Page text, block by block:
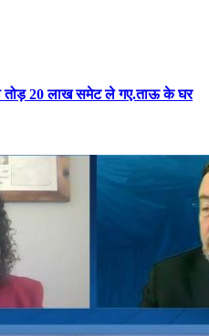
तोड़ 20 लाख समेट ले गए.ताऊ के घर